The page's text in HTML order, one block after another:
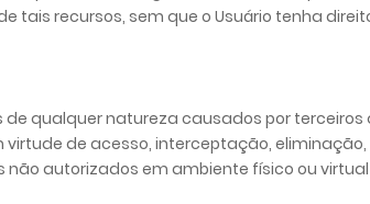
de tais recursos, sem que o Usuário tenha
de qualquer natureza causados por
virtude de acesso, interceptação,
em ambiente físico ou virtual